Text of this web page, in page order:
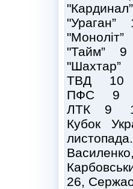
ТВД
ПФС 9
ЛТК 9
Кубок
26,